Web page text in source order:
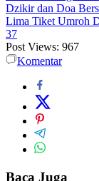
Dzikir dan Doa
Lima Tiket Umroh
37
Post Views: 967
Komentar
Baca Juga